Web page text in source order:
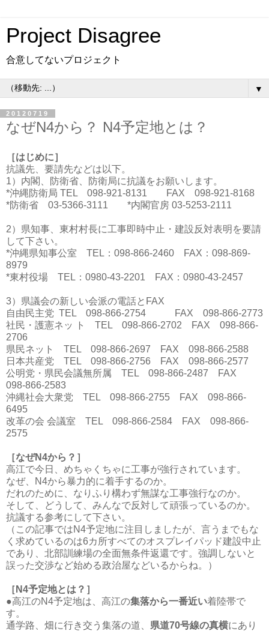
Project Disagree
合意してないプロジェクト
▼
20120719
なぜN4から？ N4予定地とは？
［はじめに］
抗議先、要請先などは以下。
1）内閣、防衛省、防衛局に抗議をお願いします。
*沖縄防衛局 TEL 098-921-8131 FAX 098-921-8168
*防衛省 03-5366-3111 *内閣官房 03-5253-2111
2）県知事、東村村長に工事即時中止・建設反対表明を要請
して下さい。
*沖縄県知事公室 TEL：098-866-2460 FAX：098-869-
8979
*東村役場 TEL：0980-43-2201 FAX：0980-43-2457
3） 県議会の新しい会派の電話とFAX
自由民主党 TEL 098-866-2754 FAX 098-866-2773
社民・護憲ネッ ト TEL 098-866-2702 FAX 098-866-
2706
県民ネット TEL 098-866-2697 FAX 098-866-2588
日本共産党 TEL 098-866-2756 FAX 098-866-2577
公明党・県民会議無所属 TEL 098-866-2487 FAX
098-866-2583
沖縄社会大衆党 TEL 098-866-2755 FAX 098-866-
6495
改革の会 会議室 TEL 098-866-2584 FAX 098-866-
2575
［なぜN4から？］
高江で今日、めちゃくちゃに工事が強行されています。
なぜ、N4から暴力的に着手するのか。
だれのために、なりふり構わず無謀な工事強行なのか。
そして、どうして、みんなで反対して頑張っているのか。
抗議する参考にして下さい。
（この記事ではN4予定地に注目しましたが、言うまでもな
く求めているのは6カ所すべてのオスプレイパッド建設中止
であり、北部訓練場の全面無条件返還です。強調しないと
誤った交渉など始める政治屋などいるからね。）
［N4予定地とは？］
●高江のN4予定地は、高江の集落から一番近い着陸帯で
す。
通学路、畑に行き交う集落の道、 県道70号線の真横にあり